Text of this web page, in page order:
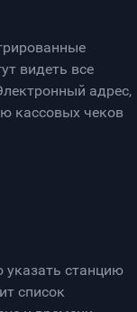
видеть все
адрес,
кассовых чеков
указать станцию
список